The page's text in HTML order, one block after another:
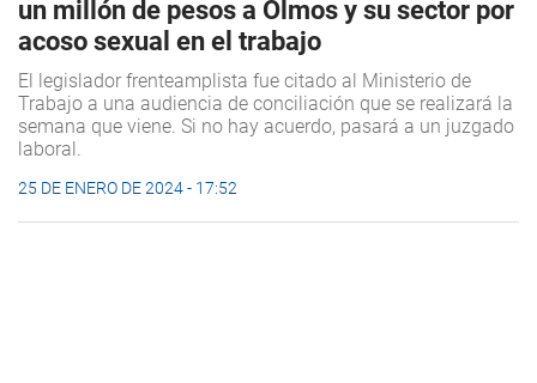
un millón de pesos a Olmos y su sector por
acoso sexual en el trabajo
El legislador frenteamplista fue citado al Ministerio de
Trabajo a una audiencia de conciliación que se realizará la
semana que viene. Si no hay acuerdo, pasará a un juzgado
laboral.
25 DE ENERO DE 2024 - 17:52